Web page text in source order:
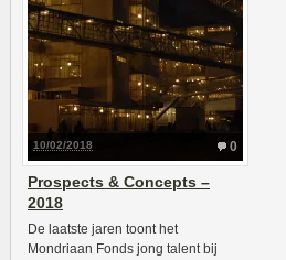
0
10/02/2018
Prospects & Concepts –
2018
De laatste jaren toont het
Mondriaan Fonds jong talent bij